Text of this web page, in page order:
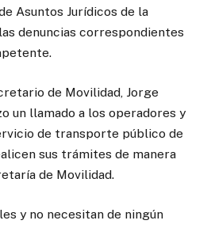
Asuntos Jurídicos de la
denuncias correspondientes
de Movilidad, Jorge
un llamado a los operadores y
de transporte público de
sus trámites de manera
de Movilidad.
y no necesitan de ningún